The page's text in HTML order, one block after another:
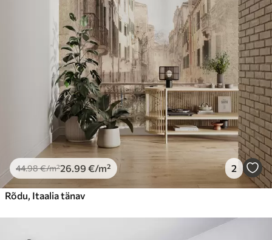
44.98€/m²26 .99 €/m² 2
Rõdu, Itaalia tänav